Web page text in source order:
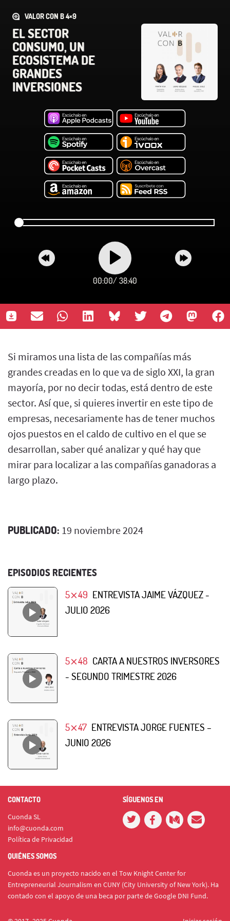
VALOR CON B 4×9
EL SECTOR
CONSUMO, UN
ECOSISTEMA DE
GRANDES
INVERSIONES
00:00/ 38:40
Si miramos una lista de las compañías más
grandes creadas en lo que va de siglo XXI, la gran
mayoría, por no decir todas, está dentro de este
sector. Así que, si quieres invertir en este tipo de
empresas, necesariamente has de tener muchos
ojos puestos en el caldo de cultivo en el que se
desarrollan, saber qué analizar y qué hay que
mirar para localizar a las compañías ganadoras a
largo plazo.
PUBLICADO: 19 noviembre 2024
EPISODIOS RECIENTES
5⨯49 ENTREVISTA JAIME VÁZQUEZ -
JULIO 2026
5⨯48 CARTA A NUESTROS INVERSORES
- SEGUNDO TRIMESTRE 2026
5⨯47 ENTREVISTA JORGE FUENTES –
JUNIO 2026
CONTACTO
Cuonda SL
info@cuonda.com
Política de Privacidad
SÍGUENOS EN
QUIÉNES SOMOS
Cuonda es un proyecto nacido en el Tow Knight Center for
Entrepreneurial Journalism en CUNY (City University of New York). Ha
contado con el apoyo de una beca por parte de Google DNI Fund.